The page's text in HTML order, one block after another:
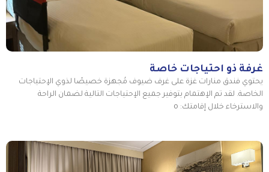
غرفة ذو احتياجات خاصة
يحتوي فندق منارات غزة على غرف ضيوف مُجهزة خصيصًا لذوي الإحتياجات
الخاصة. لقد تم الإهتمام بتوفير جميع الإحتياجات التالية لضمان الراحة
والاسترخاء خلال إقامتك: o